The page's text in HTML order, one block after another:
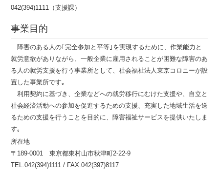
042(394)1111（支援課）
事業目的
障害のある人の｢完全参加と平等｣を実現するために、作業能力と
就労意欲がありながら、一般企業に雇用されることが困難な障害のあ
る人の就労支援を行う事業所として、社会福祉法人東京コロニーが設
置した事業所です｡
利用契約に基づき、企業などへの就労移行にむけた支援や、自立と
社会経済活動への参加を促進するための支援、充実した地域生活を送
るための支援を行うことを目的に、障害福祉サービスを提供いたしま
す｡
所在地
〒189-0001 東京都東村山市秋津町2-22-9
TEL:042(394)1111 / FAX:042(397)8117